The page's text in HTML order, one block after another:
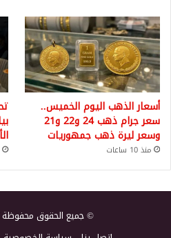
أسعار الذهب اليوم الخميس..
سعر جرام ذهب 24 و22 و21
وسعر ليرة ذهب جمهوريات
منذ 10 ساعات
© جميع الحقوق محفوظة